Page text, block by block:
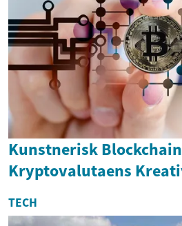
Kunstnerisk
Kryptovalutaens
TECH